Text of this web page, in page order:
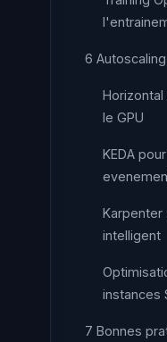
6
Horizontal
le GPU
KEDA
Karpenter
intelligent
instances
7 Bonnes